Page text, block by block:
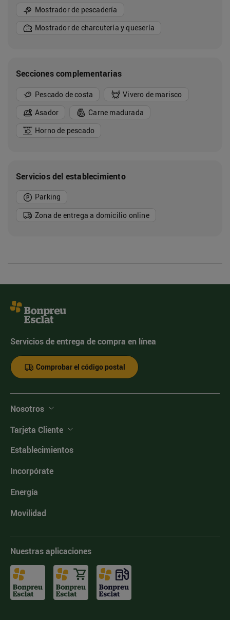
Mostrador de pescadería
Mostrador de charcutería y quesería
Secciones complementarias
Pescado de costa
Vivero de marisco
Asador
Carne madurada
Horno de pescado
Servicios del establecimiento
Parking
Zona de entrega a domicilio online
Servicios de entrega de compra en línea
Comprobar el código postal
Nosotros
Tarjeta Cliente
Establecimientos
Incorpórate
Energía
Movilidad
Nuestras aplicaciones